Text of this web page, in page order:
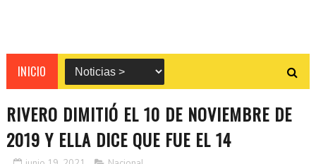
INICIO
RIVERO DIMITIÓ EL 10 DE NOVIEMBRE DE
2019 Y ELLA DICE QUE FUE EL 14